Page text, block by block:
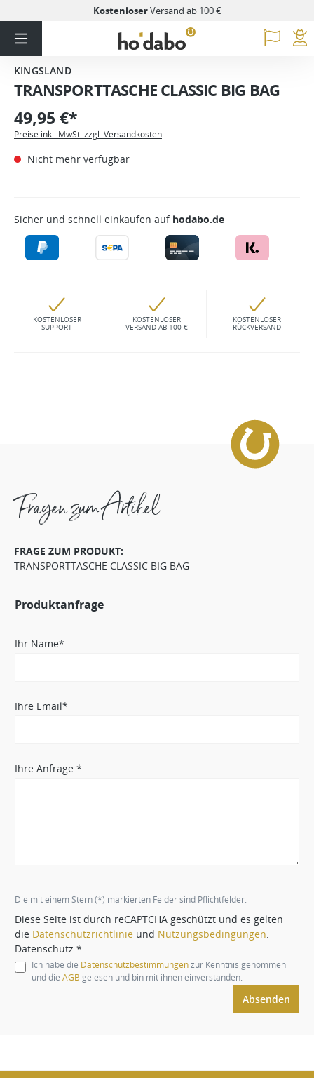
KostenloserVersand ab 100 €
KINGSLAND
TRANSPORTTASCHE CLASSIC BIG BAG
49,95 €*
Preise inkl. MwSt. zzgl. Versandkosten
Nicht mehr verfügbar
Sicher und schnell einkaufen auf hodabo.de
KOSTENLOSER
SUPPORT
KOSTENLOSER
VERSAND AB 100 €
KOSTENLOSER
RÜCKVERSAND
Fragen zum Artikel
FRAGE ZUM PRODUKT:
TRANSPORTTASCHE CLASSIC BIG BAG
Produktanfrage
Ihr Name*
Ihre Email*
Ihre Anfrage *
Die mit einem Stern (*) markierten Felder sind Pflichtfelder.
Diese Seite ist durch reCAPTCHA geschützt und es gelten
die Datenschutzrichtlinie und Nutzungsbedingungen.
Datenschutz *
Ich habe die Datenschutzbestimmungenzur Kenntnis genommen
und die AGB gelesen und bin mit ihnen einverstanden.
Absenden